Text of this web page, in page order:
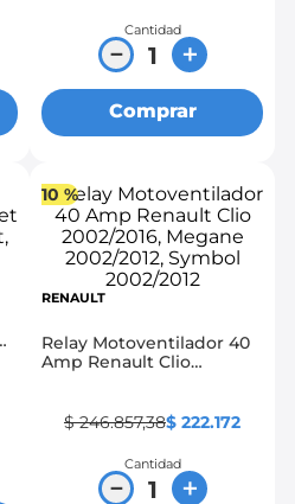
Cantidad
＋
－
Comprar
10 %
RENAULT
Relay Motoventilador 40
Amp Renault Clio
2002/2012
$ 246.857,38$ 222.172
Cantidad
＋
－